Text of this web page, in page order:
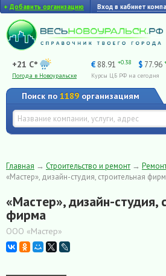
+ Добавить организацию Вход в кабинет
+21 C°
Погода в Новоуральске
€ 88.91 +0.38 $ 77.96
Курсы ЦБ РФ на сегодня
Поиск по 1189 организациям
Главная → Строительство и ремонт →
«Мастер», дизайн-студия, строительная
«Мастер», дизайн-студия,
фирма
ООО «Мастер»